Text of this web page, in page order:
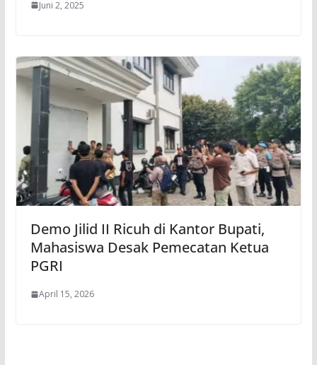
Juni 2, 2025
Demo Jilid II Ricuh di Kantor Bupati,
Mahasiswa Desak Pemecatan Ketua
PGRI
April 15, 2026